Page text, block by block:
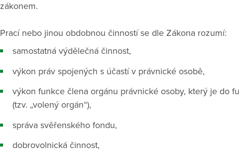
zákonem.
Prací nebo jinou obdobnou činností se dle Zákona rozumí:
samostatná výdělečná činnost,
výkon práv spojených s účastí v právnické osobě,
výkon funkce člena orgánu právnické osoby, který je do
(tzv. „volený orgán“),
správa svěřenského fondu,
dobrovolnická činnost,